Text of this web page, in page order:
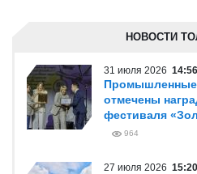
НОВОСТИ
31 июля 2026 14:56
Промышленные
отмечены
фестиваля
964
27 июля 2026 15:20